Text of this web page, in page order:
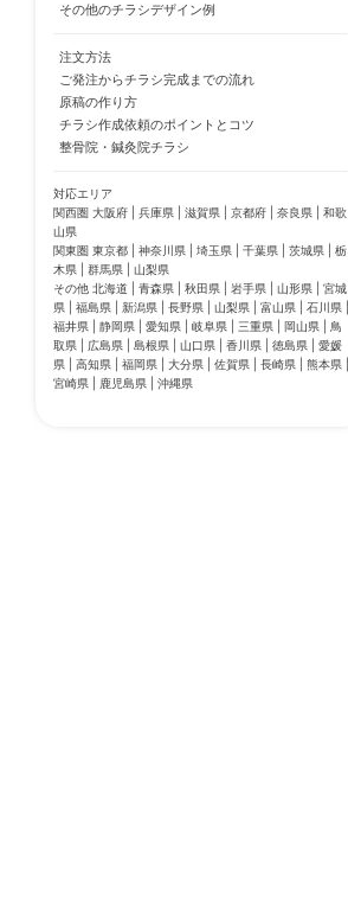
その他のチラシデザイン例
注文方法
ご発注からチラシ完成までの流れ
原稿の作り方
チラシ作成依頼のポイントとコツ
整骨院・鍼灸院チラシ
対応エリア
関西圏 大阪府 | 兵庫県 | 滋賀県 | 京都府 | 奈良県 | 和歌
山県
関東圏 東京都 | 神奈川県 | 埼玉県 | 千葉県 | 茨城県 | 栃
木県 | 群馬県 | 山梨県
その他 北海道 | 青森県 | 秋田県 | 岩手県 | 山形県 | 宮城
県 | 福島県 | 新潟県 | 長野県 | 山梨県 | 富山県 | 石川県 |
福井県 | 静岡県 | 愛知県 | 岐阜県 | 三重県 | 岡山県 | 鳥
取県 | 広島県 | 島根県 | 山口県 | 香川県 | 徳島県 | 愛媛
県 | 高知県 | 福岡県 | 大分県 | 佐賀県 | 長崎県 | 熊本県 |
宮崎県 | 鹿児島県 | 沖縄県